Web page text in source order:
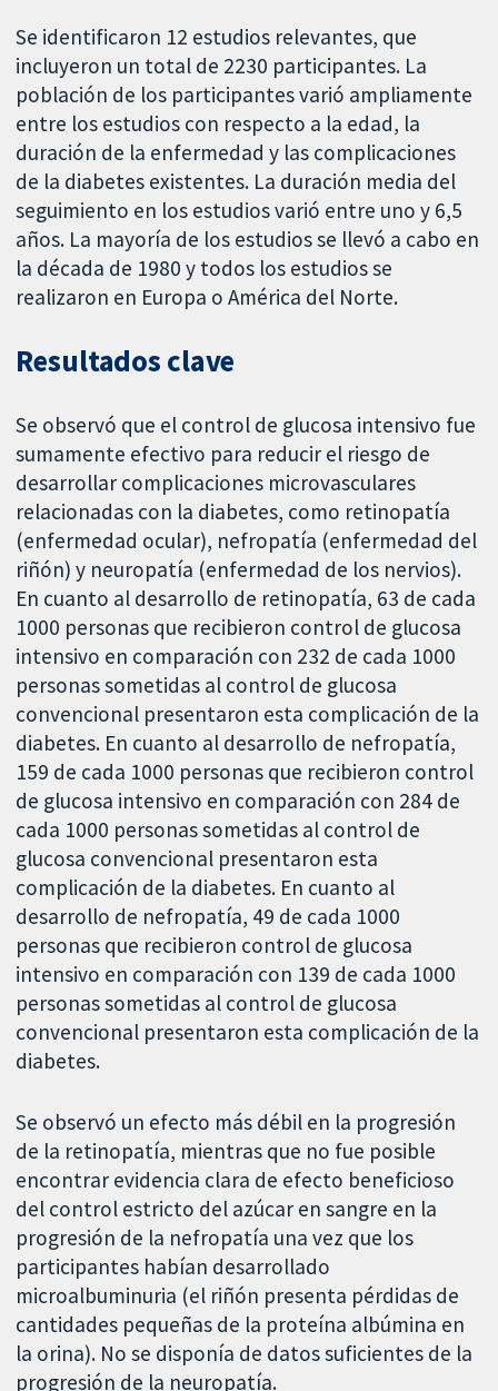
Se identificaron 12 estudios relevantes, que
incluyeron un total de 2230 participantes. La
población de los participantes varió ampliamente
entre los estudios con respecto a la edad, la
duración de la enfermedad y las complicaciones
de la diabetes existentes. La duración media del
seguimiento en los estudios varió entre uno y 6,5
años. La mayoría de los estudios se llevó a cabo en
la década de 1980 y todos los estudios se
realizaron en Europa o América del Norte.
Resultados clave
Se observó que el control de glucosa intensivo fue
sumamente efectivo para reducir el riesgo de
desarrollar complicaciones microvasculares
relacionadas con la diabetes, como retinopatía
(enfermedad ocular), nefropatía (enfermedad del
riñón) y neuropatía (enfermedad de los nervios).
En cuanto al desarrollo de retinopatía, 63 de cada
1000 personas que recibieron control de glucosa
intensivo en comparación con 232 de cada 1000
personas sometidas al control de glucosa
convencional presentaron esta complicación de la
diabetes. En cuanto al desarrollo de nefropatía,
159 de cada 1000 personas que recibieron control
de glucosa intensivo en comparación con 284 de
cada 1000 personas sometidas al control de
glucosa convencional presentaron esta
complicación de la diabetes. En cuanto al
desarrollo de nefropatía, 49 de cada 1000
personas que recibieron control de glucosa
intensivo en comparación con 139 de cada 1000
personas sometidas al control de glucosa
convencional presentaron esta complicación de la
diabetes.
Se observó un efecto más débil en la progresión
de la retinopatía, mientras que no fue posible
encontrar evidencia clara de efecto beneficioso
del control estricto del azúcar en sangre en la
progresión de la nefropatía una vez que los
participantes habían desarrollado
microalbuminuria (el riñón presenta pérdidas de
cantidades pequeñas de la proteína albúmina en
la orina). No se disponía de datos suficientes de la
progresión de la neuropatía.